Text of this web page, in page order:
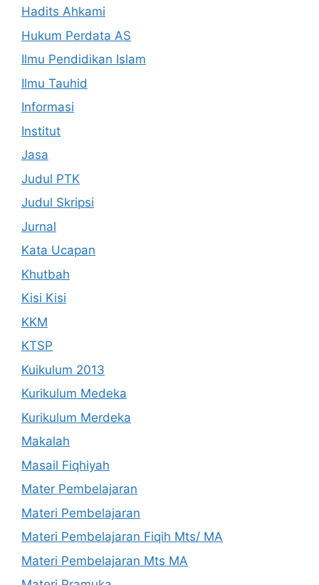
Hadits Ahkami
Hukum Perdata AS
Ilmu Pendidikan Islam
Ilmu Tauhid
Informasi
Institut
Jasa
Judul PTK
Judul Skripsi
Jurnal
Kata Ucapan
Khutbah
Kisi Kisi
KKM
KTSP
Kuikulum 2013
Kurikulum Medeka
Kurikulum Merdeka
Makalah
Masail Fiqhiyah
Mater Pembelajaran
Materi Pembelajaran
Materi Pembelajaran Fiqih Mts/ MA
Materi Pembelajaran Mts MA